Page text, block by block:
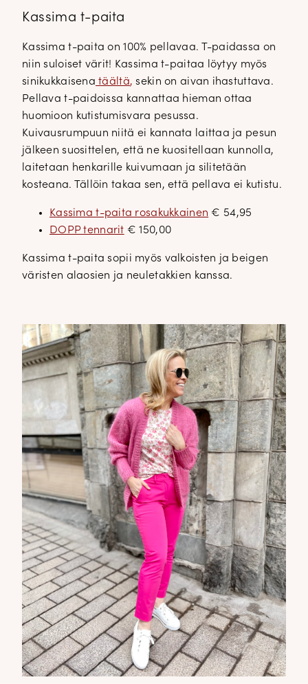
Kassima t-paita
Kassima t-paita on 100% pellavaa. T-paidassa on
niin suloiset värit! Kassima t-paitaa löytyy myös
sinikukkaisena täältä, sekin on aivan ihastuttava.
Pellava t-paidoissa kannattaa hieman ottaa
huomioon kutistumisvara pesussa.
Kuivausrumpuun niitä ei kannata laittaa ja pesun
jälkeen suosittelen, että ne kuositellaan kunnolla,
laitetaan henkarille kuivumaan ja silitetään
kosteana. Tällöin takaa sen, että pellava ei kutistu.
Kassima t-paita rosakukkainen € 54,95
DOPP tennarit € 150,00
Kassima t-paita sopii myös valkoisten ja beigen
väristen alaosien ja neuletakkien kanssa.